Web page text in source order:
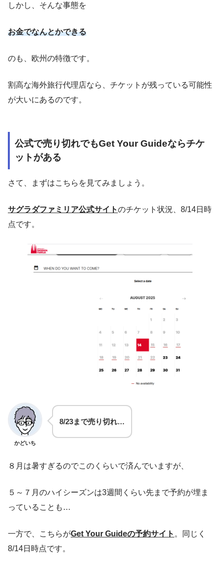
しかし、そんな事態を
お金でなんとかできる
のも、欧州の特徴です。
割高な海外旅行代理店なら、チケットが残っている可能性
が大いにあるのです。
公式で売り切れでもGet Your Guideならチケ
ットがある
さて、まずはこちらを見てみましょう。
サグラダファミリア公式サイトのチケット状況、8/14日時
点です。
かどいち
8/23まで売り切れ…
８月は暑すぎるのでこのくらいで済んでいますが、
５～７月のハイシーズンは3週間くらい先まで予約が埋ま
っていることも…
一方で、こちらがGet Your Guideの予約サイト 。同じく
8/14日時点です。